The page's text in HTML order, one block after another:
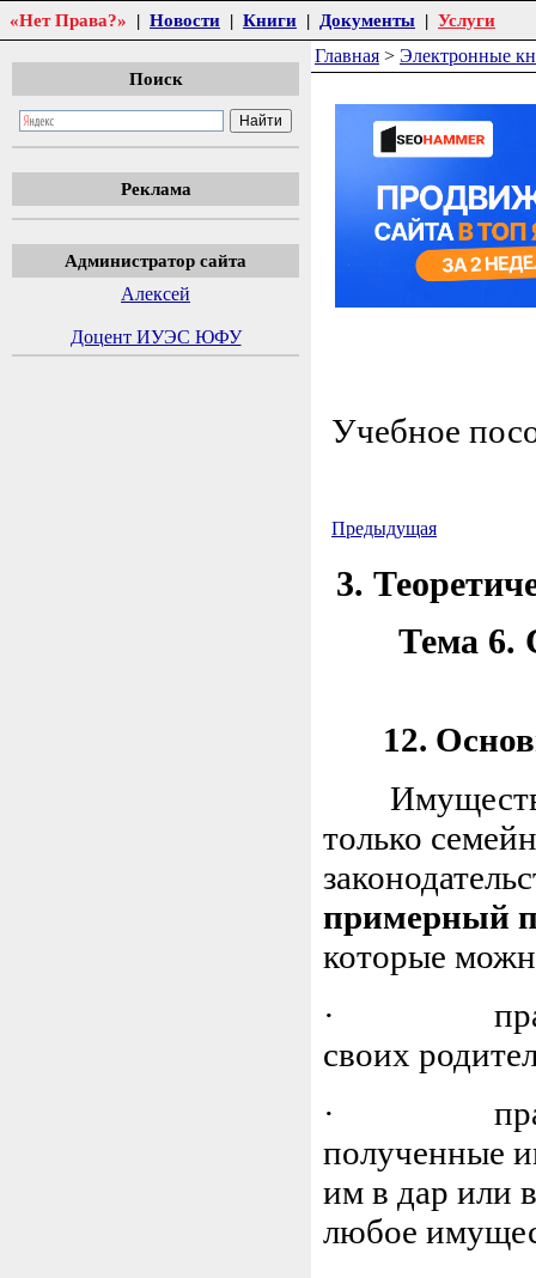
«Нет Права?» | Новости | Книги | Документы | Услуги
Поиск
Реклама
Администратор сайта
Алексей
Доцент ИУЭС ЮФУ
Главная > Электронные
Учебное
Предыдущая
3.
Тема 6.
12.
только
примерный
которые
· право
своих
· право
полученные
им в дар или
любое